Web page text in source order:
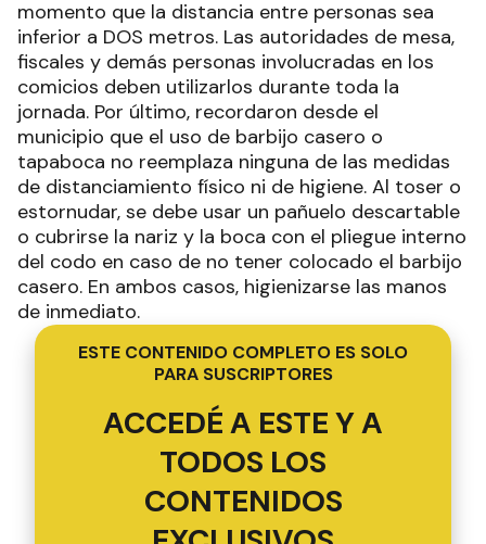
momento que la distancia entre personas sea
inferior a DOS metros. Las autoridades de mesa,
fiscales y demás personas involucradas en los
comicios deben utilizarlos durante toda la
jornada. Por último, recordaron desde el
municipio que el uso de barbijo casero o
tapaboca no reemplaza ninguna de las medidas
de distanciamiento físico ni de higiene. Al toser o
estornudar, se debe usar un pañuelo descartable
o cubrirse la nariz y la boca con el pliegue interno
del codo en caso de no tener colocado el barbijo
casero. En ambos casos, higienizarse las manos
de inmediato.
ESTE CONTENIDO COMPLETO ES SOLO
PARA SUSCRIPTORES
ACCEDÉ A ESTE Y A
TODOS LOS
CONTENIDOS